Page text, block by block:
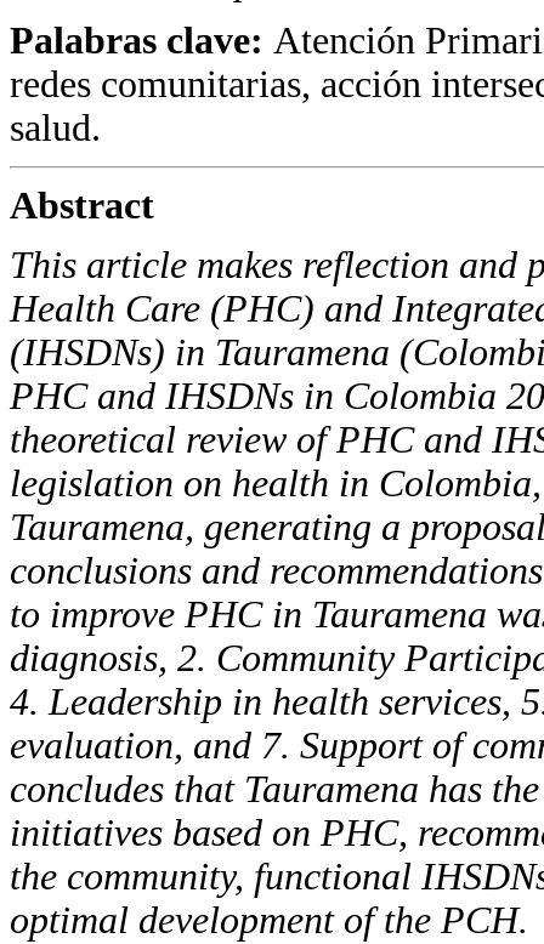
Palabras clave: Atención
redes comunitarias, acción
salud.
Abstract
This article makes reflection and
Health Care (PHC) and
(IHSDNs) in Tauramena
PHCand IHSDNs in Colombia
theoretical review ofPHCand
legislation on health in
Tauramena, generating a
conclusions and
to improve PHCin Tauramena
diagnosis, 2. Community
4. Leadership in health services,
evaluation, and 7. Support of
concludes that Tauramena has
initiatives based on PHC,
the community, functional IHSDN
optimal development of the PCH.